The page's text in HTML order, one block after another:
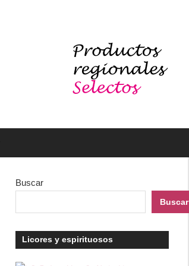
Buscar
Buscar
Licores y espirituosos